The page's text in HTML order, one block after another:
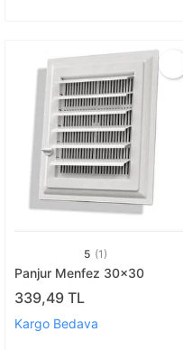
5 (1)
Panjur Menfez 30x30
339,49 TL
Kargo Bedava